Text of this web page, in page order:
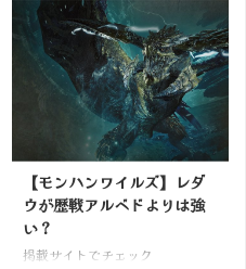
【モンハンワイルズ】レダ
ウが歴戦アルベドよりは強
い？
掲載サイトでチェック